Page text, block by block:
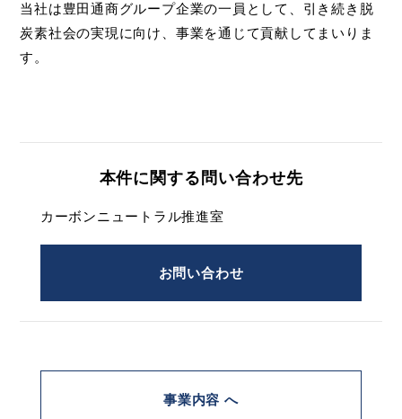
当社は豊田通商グループ企業の一員として、引き続き脱
炭素社会の実現に向け、事業を通じて貢献してまいりま
す。
本件に関する問い合わせ先
カーボンニュートラル推進室
お問い合わせ
事業内容 へ